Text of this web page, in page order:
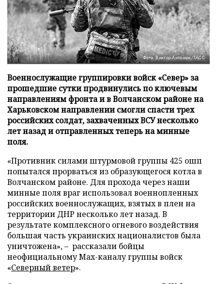
Фото: Виктор Антонюк/ТАСС
Военнослужащие группировки войск «Север» за
прошедшие сутки продвинулись по ключевым
направлениям фронта и в Волчанском районе на
Харьковском направлении смогли спасти трех
российских солдат, захваченных ВСУ несколько
лет назад и отправленных теперь на минные
поля.
«Противник силами штурмовой группы 425 ошп
попытался прорваться из образующегося котла в
Волчанском районе. Для прохода через наши
минные поля враг использовал военнопленных
российских военнослужащих, взятых в плен на
территории ДНР несколько лет назад. В
результате комплексного огневого воздействия
большая часть украинских националистов была
уничтожена», – рассказали бойцы
неофициальному Max-каналу группы войск
«Северный ветер».